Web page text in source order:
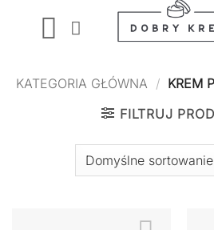
KATEGORIA GŁÓWNA / KREM
FILTRUJ